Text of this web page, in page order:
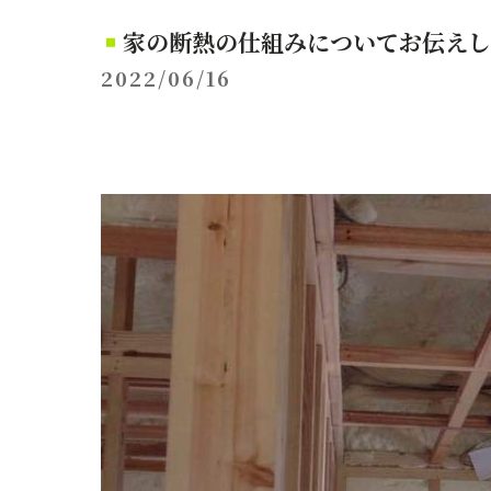
家の断熱の仕組みについてお伝え
2022/06/16